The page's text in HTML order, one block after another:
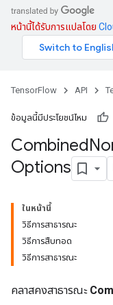
หน้านี้ได้รับการแปลโดย
TensorFlow API
ข้อมูลนี้มีประโยชน์ไหม
Combined
Options
ในหน้านี้
วิธีการสาธารณะ
วิธีการสืบทอด
วิธีการสาธารณะ
คลาสคงสาธารณะ